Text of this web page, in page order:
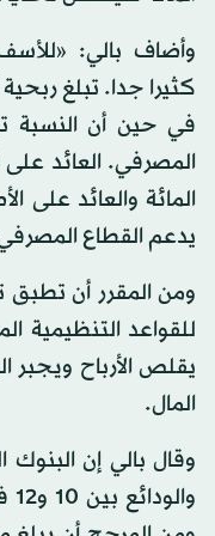
وأضاف بالي:
في حين أن النسبة
المصرفي. العائد
المائة والعائد على
يدعم القطاع
للقواعد التنظيمية
يقلص الأرباح ويجبر
المال.
وقال بالي إن